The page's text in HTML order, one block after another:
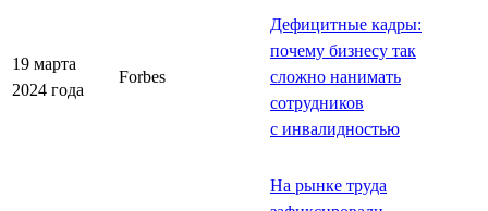
19 марта
2024 года
Forbes
Дефицитные кадры:
почему бизнесу так
сложно нанимать
сотрудников
с инвалидностью
На рынке труда